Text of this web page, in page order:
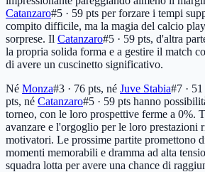
Catanzaro#5 · 59 pts per forzare i tempi
compito difficile, ma la magia del calcio
sorprese. Il Catanzaro#5 · 59 pts, d'altra
la propria solida forma e a gestire il match
di avere un cuscinetto significativo.
Né Monza#3 · 76 pts, né Juve Stabia#7 ·
pts, né Catanzaro#5 · 59 pts hanno
torneo, con le loro prospettive ferme a 0%.
avanzare e l'orgoglio per le loro prestazioni
motivatori. Le prossime partite promettono
momenti memorabili e dramma ad alta
squadra lotta per avere una chance di